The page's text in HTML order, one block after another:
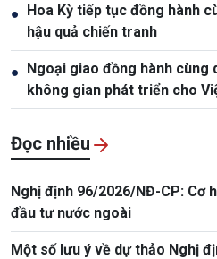
● Hoa Kỳ tiếp tục đồng hành
hậu quả chiến tranh
● Ngoại giao đồng hành cùng
không gian phát triển cho
Đọc nhiều
Nghị định 96/2026/NĐ-CP: Cơ
đầu tư nước ngoài
Một số lưu ý về dự thảo Nghị